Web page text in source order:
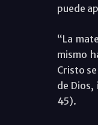
puede
“La
mismo
Cristo
de Dios,
45).